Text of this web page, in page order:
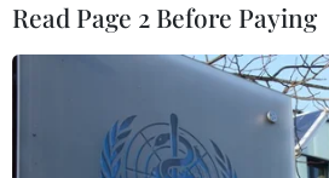
Read Page 2 Before Paying